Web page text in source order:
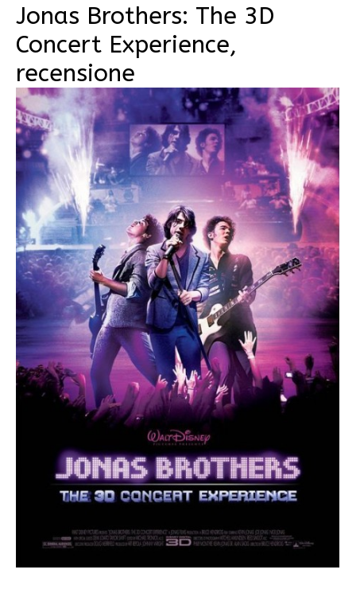
Jonas Brothers: The 3D
Concert Experience,
recensione